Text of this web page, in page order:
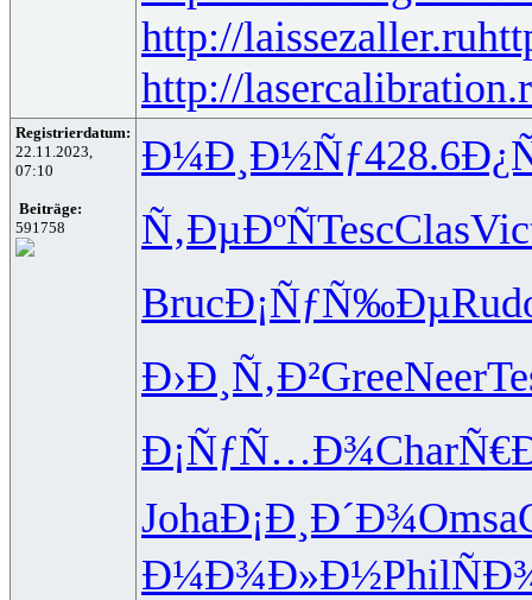
http://laissezaller.ru
http://
Registrierdatum:
22.11.2023,
07:10
Beiträge:
591758
Ð¼Ð¸Ð½Ñƒ428.6
Ñ‚ÐµÐºÑTescClas
BrucÐ¡ÑƒÑ‰Ðµ
Ð›Ð¸Ñ‚Ð²GreeNeer
Ð¡ÑƒÑ…Ð¾Char
JohaÐ¡Ð¸Ð´Ð¾Omsa
Ð¼Ð¾Ð»Ð½Phil